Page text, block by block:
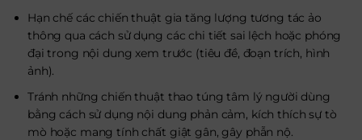
Hạn chế các chiến thuật gia tăng lượng tương tác ảo
thông qua cách sử dụng các chi tiết sai lệch hoặc phóng
đại trong nội dung xem trước (tiêu đề, đoạn trích, hình
ảnh).
Tránh những chiến thuật thao túng tâm lý người dùng
bằng cách sử dụng nội dung phản cảm, kích thích sự tò
mò hoặc mang tính chất giật gân, gây phẫn nộ.